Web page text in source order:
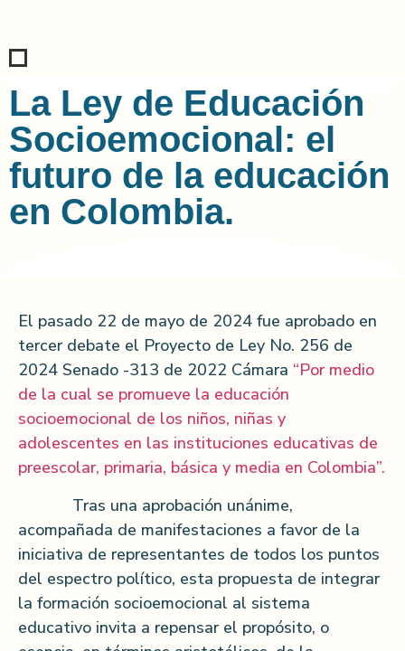
La Ley de Educación
Socioemocional: el
futuro de la educación
en Colombia.
El pasado 22 de mayo de 2024 fue aprobado en
tercer debate el Proyecto de Ley No. 256 de
2024 Senado -313 de 2022 Cámara “Por medio
de la cual se promueve la educación
socioemocional de los niños, niñas y
adolescentes en las instituciones educativas de
preescolar, primaria, básica y media en Colombia”.
Tras una aprobación unánime,
acompañada de manifestaciones a favor de la
iniciativa de representantes de todos los puntos
del espectro político, esta propuesta de integrar
la formación socioemocional al sistema
educativo invita a repensar el propósito, o